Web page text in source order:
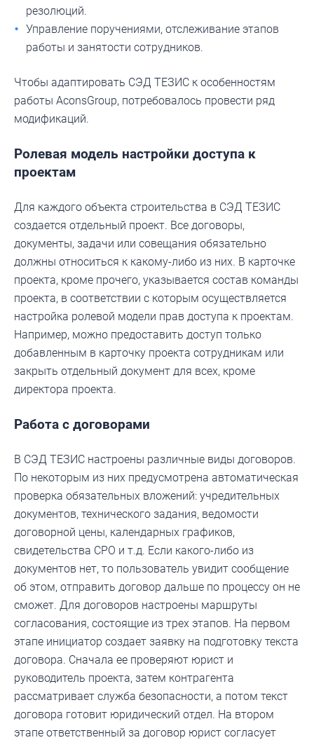
резолюций.
Управление поручениями, отслеживание этапов
работы и занятости сотрудников.
Чтобы адаптировать СЭД ТЕЗИС к особенностям
работы AconsGroup, потребовалось провести ряд
модификаций.
Ролевая модель настройки доступа к
проектам
Для каждого объекта строительства в СЭД ТЕЗИС
создается отдельный проект. Все договоры,
документы, задачи или совещания обязательно
должны относиться к какому-либо из них. В карточке
проекта, кроме прочего, указывается состав команды
проекта, в соответствии с которым осуществляется
настройка ролевой модели прав доступа к проектам.
Например, можно предоставить доступ только
добавленным в карточку проекта сотрудникам или
закрыть отдельный документ для всех, кроме
директора проекта.
Работа с договорами
В СЭД ТЕЗИС настроены различные виды договоров.
По некоторым из них предусмотрена автоматическая
проверка обязательных вложений: учредительных
документов, технического задания, ведомости
договорной цены, календарных графиков,
свидетельства СРО и т.д. Если какого-либо из
документов нет, то пользователь увидит сообщение
об этом, отправить договор дальше по процессу он не
сможет. Для договоров настроены маршруты
согласования, состоящие из трех этапов. На первом
этапе инициатор создает заявку на подготовку текста
договора. Сначала ее проверяют юрист и
руководитель проекта, затем контрагента
рассматривает служба безопасности, а потом текст
договора готовит юридический отдел. На втором
этапе ответственный за договор юрист согласует